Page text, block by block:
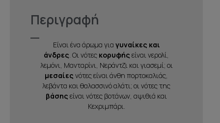
Περιγραφή
Είναι ένα άρωμα για γυναίκες και
άνδρες. Οι νότες κορυφής είναι νερολί,
λεμόνι, Μανταρίνι, Νεράντζι και γιασεμί; οι
μεσαίες νότες είναι άνθη πορτοκαλιάς,
λεβάντα και θαλασσινό αλάτι; οι νότες της
βάσης είναι νότες βοτάνων, αψιθιά και
Κεχριμπάρι.